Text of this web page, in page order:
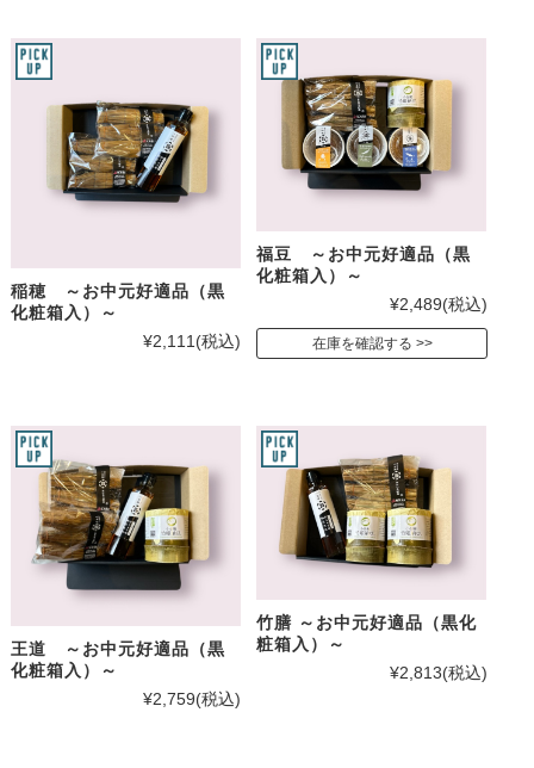
稲穂 ～お中元好適品（黒
化粧箱入）～
¥2,111(税込)
福豆 ～お中元好適品（黒
化粧箱入）～
¥2,489(税込)
在庫を確認する
王道 ～お中元好適品（黒
化粧箱入）～
¥2,759(税込)
竹膳 ～お中元好適品（黒化
粧箱入）～
¥2,813(税込)